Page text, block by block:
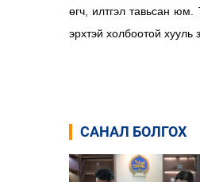
өгч, илтгэл тавьсан юм.
эрхтэй холбоотой хууль
САНАЛ БОЛГОХ